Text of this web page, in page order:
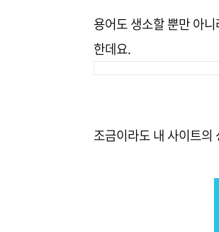
용어도 생소할 뿐만 아
한데요.
조금이라도 내 사이트의